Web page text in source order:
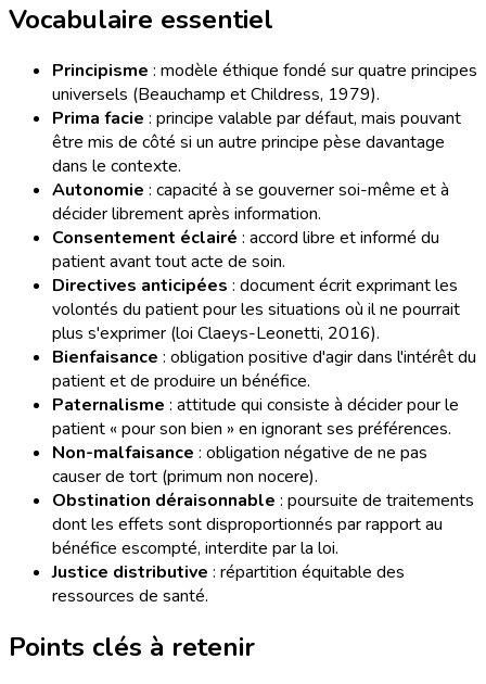
Vocabulaire essentiel
Principisme : modèle éthique fondé sur quatre principes
universels (Beauchamp et Childress, 1979).
Prima facie : principe valable par défaut, mais pouvant
être mis de côté si un autre principe pèse davantage
dans le contexte.
Autonomie : capacité à se gouverner soi-même et à
décider librement après information.
Consentement éclairé : accord libre et informé du
patient avant tout acte de soin.
Directives anticipées : document écrit exprimant les
volontés du patient pour les situations où il ne pourrait
plus s'exprimer (loi Claeys-Leonetti, 2016).
Bienfaisance : obligation positive d'agir dans l'intérêt du
patient et de produire un bénéfice.
Paternalisme : attitude qui consiste à décider pour le
patient « pour son bien » en ignorant ses préférences.
Non-malfaisance : obligation négative de ne pas
causer de tort (primum non nocere).
Obstination déraisonnable : poursuite de traitements
dont les effets sont disproportionnés par rapport au
bénéfice escompté, interdite par la loi.
Justice distributive : répartition équitable des
ressources de santé.
Points clés à retenir